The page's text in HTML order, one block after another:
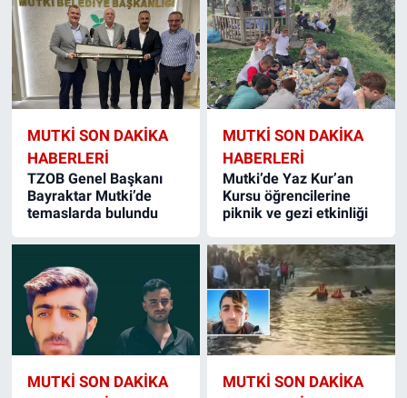
MUTKI SON DAKIKA
HABERLERI
TZOB Genel Başkanı
Bayraktar Mutki’de
temaslarda bulundu
MUTKI SON DAKIKA
HABERLERI
Mutki’de Yaz Kur’an
Kursu öğrencilerine
piknik ve gezi etkinliği
MUTKI SON DAKIKA
MUTKI SON DAKIKA